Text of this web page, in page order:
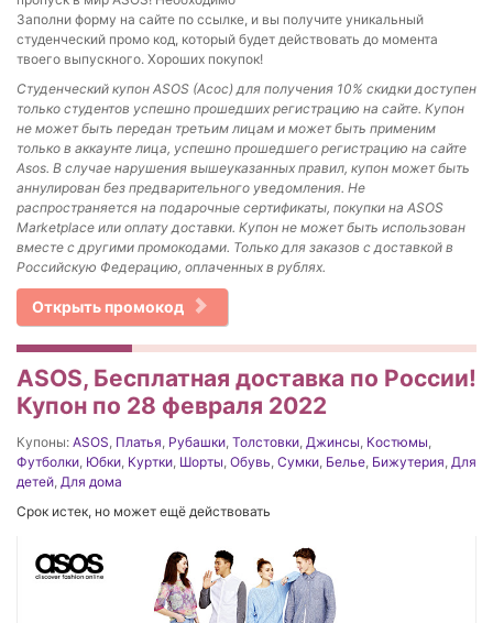
Заполни форму на сайте по ссылке, и вы получите уникальный
студенческий промо код, который будет действовать до момента
твоего выпускного. Хороших покупок!
Студенческий купон ASOS (Асос) для получения 10% скидки доступен
только студентов успешно прошедших регистрацию на сайте. Купон
не может быть передан третьим лицам и может быть применим
только в аккаунте лица, успешно прошедшего регистрацию на сайте
Asos. В случае нарушения вышеуказанных правил, купон может быть
аннулирован без предварительного уведомления. Не
распространяется на подарочные сертификаты, покупки на ASOS
Marketplace или оплату доставки. Купон не может быть использован
вместе с другими промокодами. Только для заказов с доставкой в
Российскую Федерацию, оплаченных в рублях.
Открыть промокод
ASOS, Бесплатная доставка по России!
Купон по 28 февраля 2022
Купоны: ASOS Платья Рубашки Толстовки Джинсы Костюмы
Футболки Юбки Куртки Шорты Обувь Сумки Белье Бижутерия Для
детей Для дома
Срок истек, но может ещё действовать